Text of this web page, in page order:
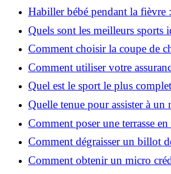
Habiller bébé pendant la fièvre
Quels sont les meilleurs sports
enfant ?
Comment choisir la coupe de
votre visage ?
Comment utiliser votre
Quel est le sport le plus
Quelle tenue pour assister à un
Comment poser une terrasse
battue ?
Comment dégraisser un billot
Comment obtenir un micro